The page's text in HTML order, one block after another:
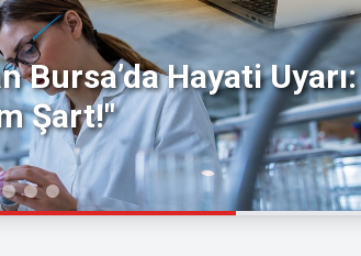
Bursa’da Hayati Uyarı:
Şart!"